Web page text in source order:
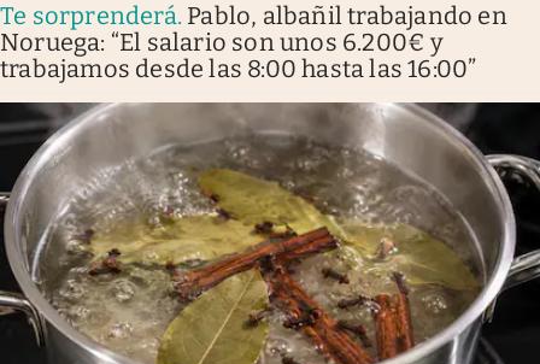
Te sorprenderá. Pablo, albañil trabajando en
Noruega: “El salario son unos 6.200€ y
trabajamos desde las 8:00 hasta las 16:00”